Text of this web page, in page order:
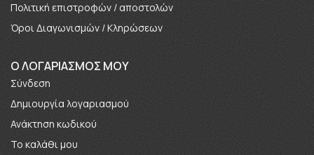
Πολιτική επιστροφών / αποστολών
Όροι Διαγωνισμών / Κληρώσεων
O ΛΟΓΑΡΙΑΣΜΟΣ ΜΟΥ
Σύνδεση
Δημιουργία λογαριασμού
Ανάκτηση κωδικού
Το καλάθι μου